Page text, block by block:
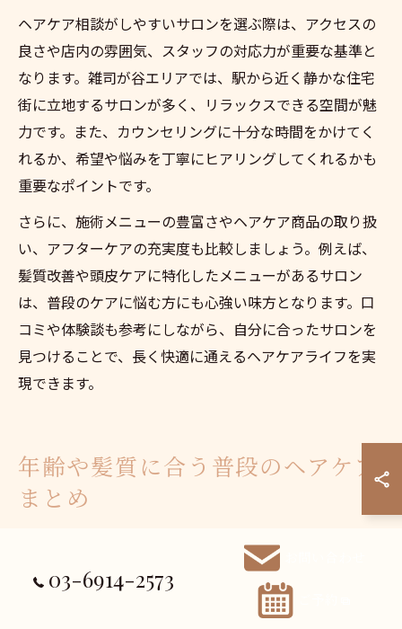
ヘアケア相談がしやすいサロンを選ぶ際は、アクセスの
良さや店内の雰囲気、スタッフの対応力が重要な基準と
なります。雑司が谷エリアでは、駅から近く静かな住宅
街に立地するサロンが多く、リラックスできる空間が魅
力です。また、カウンセリングに十分な時間をかけてく
れるか、希望や悩みを丁寧にヒアリングしてくれるかも
重要なポイントです。
さらに、施術メニューの豊富さやヘアケア商品の取り扱
い、アフターケアの充実度も比較しましょう。例えば、
髪質改善や頭皮ケアに特化したメニューがあるサロン
は、普段のケアに悩む方にも心強い味方となります。口
コミや体験談も参考にしながら、自分に合ったサロンを
見つけることで、長く快適に通えるヘアケアライフを実
現できます。
年齢や髪質に合う普段のヘアケア
まとめ
年齢ごとに変わるヘアケアの考え方と選択肢
年齢を重ねるごとに髪の悩みは変化し、ヘアケアに求め
るものも異なってきます。10代や20代はボリュームやダ
03-6914-2573